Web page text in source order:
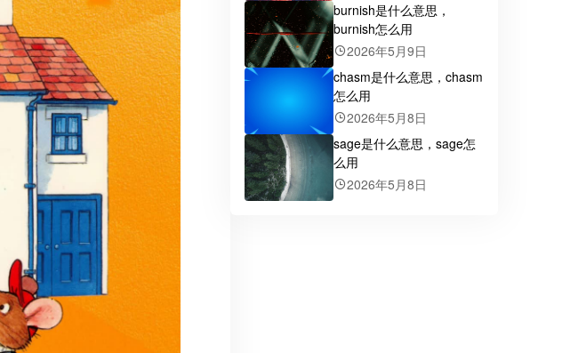
burnish是什么意思，
burnish怎么用
2026年5月9日
chasm是什么意思，chasm
怎么用
2026年5月8日
sage是什么意思，sage怎
么用
2026年5月8日